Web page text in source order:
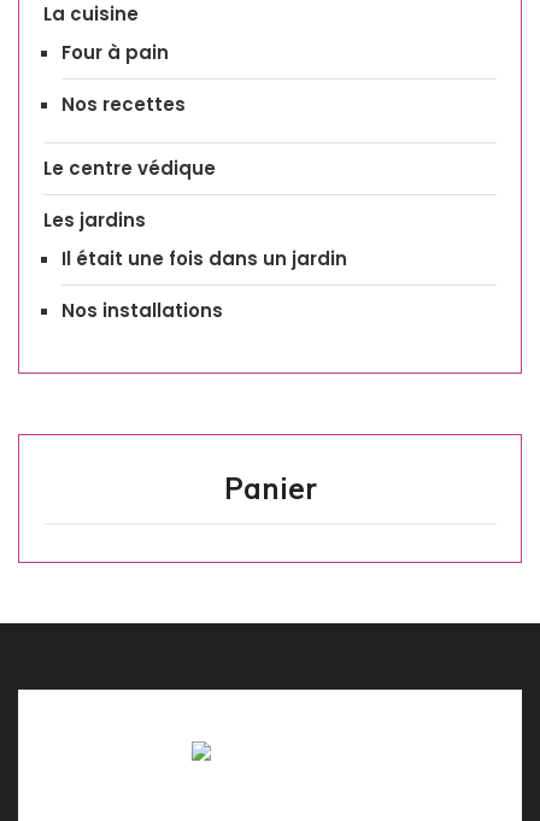
La cuisine
Four à pain
Nos recettes
Le centre védique
Les jardins
Il était une fois dans un jardin
Nos installations
Panier